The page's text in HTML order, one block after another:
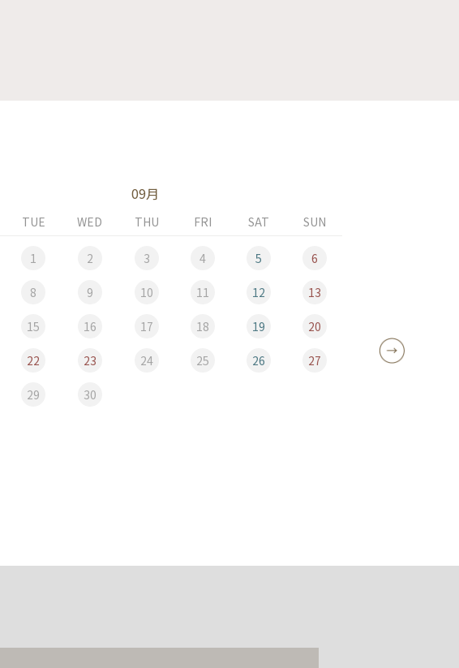
09月
TUE WED THU FRI SAT SUN
1 2 3 4 5 6
8 9 10 11 12 13
15 16 17 18 19 20
22 23 24 25 26 27
29 30